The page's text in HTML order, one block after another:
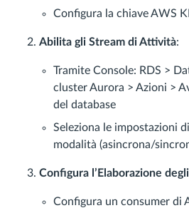
Configura la chiave AWS
Abilita gli Stream di Attività:
Tramite Console: RDS >
cluster Aurora > Azioni >
del database
Seleziona le impostazioni
modalità (asincrona/
Configura l’Elaborazione
Configura un consumer di